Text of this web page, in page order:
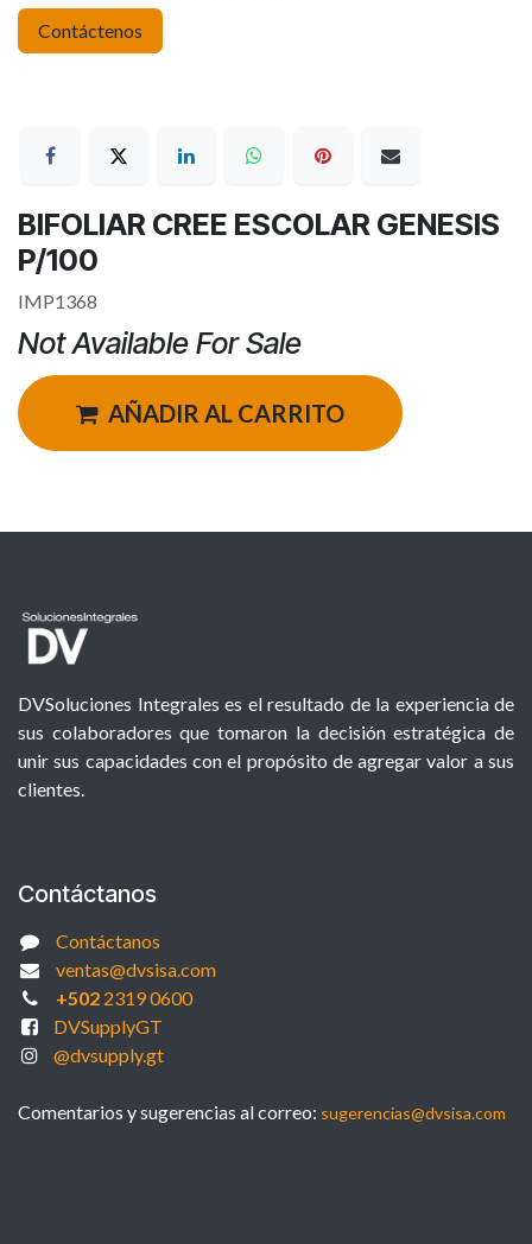
Contáctenos
BIFOLIAR CREE ESCOLAR GENESIS
P/100
IMP1368
Not Available For Sale
AÑADIR AL CARRITO
DVSoluciones Integrales es el resultado de la experiencia de
sus colaboradores que tomaron la decisión estratégica de
unir sus capacidades con el propósito de agregar valor a sus
clientes.
Contáctanos
Contáctanos
ventas@dvsisa.com
+5022319 0600
DVSupplyGT
@dvsupply.gt
Comentarios y sugerencias al correo: sugerencias@dvsisa.com